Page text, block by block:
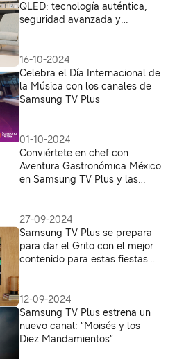
QLED: tecnología auténtica,
seguridad avanzada y
16-10-2024
Celebra el Día Internacional de
la Música con los canales de
Samsung TV Plus
01-10-2024
Conviértete en chef con
Aventura Gastronómica México
en Samsung TV Plus y las
27-09-2024
Samsung TV Plus se prepara
para dar el Grito con el mejor
contenido para estas fiestas
12-09-2024
Samsung TV Plus estrena un
nuevo canal: “Moisés y los
Diez Mandamientos”